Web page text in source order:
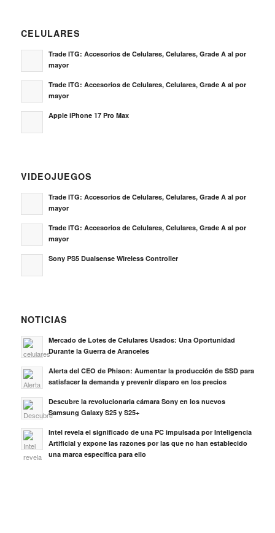
CELULARES
Trade ITG: Accesorios de Celulares, Celulares, Grade A al por
mayor
Trade ITG: Accesorios de Celulares, Celulares, Grade A al por
mayor
Apple iPhone 17 Pro Max
VIDEOJUEGOS
Trade ITG: Accesorios de Celulares, Celulares, Grade A al por
mayor
Trade ITG: Accesorios de Celulares, Celulares, Grade A al por
mayor
Sony PS5 Dualsense Wireless Controller
NOTICIAS
Mercado de Lotes de Celulares Usados: Una Oportunidad
Durante la Guerra de Aranceles
Alerta del CEO de Phison: Aumentar la producción de SSD para
satisfacer la demanda y prevenir disparo en los precios
Descubre la revolucionaria cámara Sony en los nuevos
Samsung Galaxy S25 y S25+
Intel revela el significado de una PC impulsada por Inteligencia
Artificial y expone las razones por las que no han establecido
una marca específica para ello